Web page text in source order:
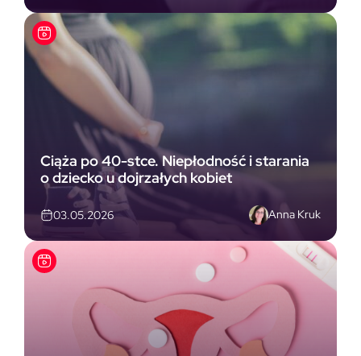
Ciąża po 40-stce. Niepłodność i starania
o dziecko u dojrzałych kobiet
03.05.2026 Anna Kruk